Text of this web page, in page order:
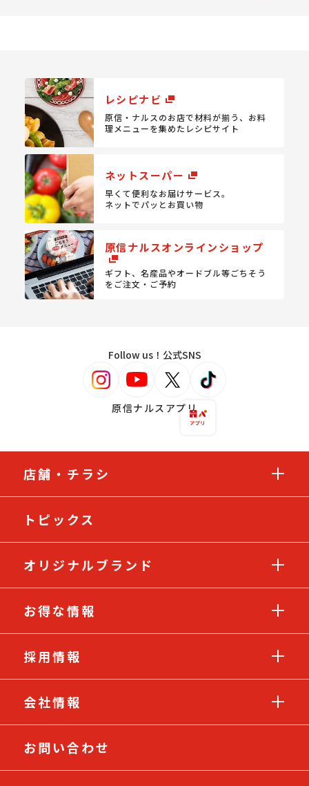
レシピナビ
原信・ナルスのお店で材料が揃う、 お料
理メニューを集めたレシピサイト
ネットスーパー
早くて便利なお届けサービス。
ネットでパッとお買い物
原信ナルスオンラインショップ
ギフト、名産品やオードブル等ごちそう
をご注文・ご予約
Follow us！公式SNS
原信ナルスアプリ
店舗・チラシ
トピックス
オリジナルブランド
お得な情報
採用情報
会社情報
お問い合わせ